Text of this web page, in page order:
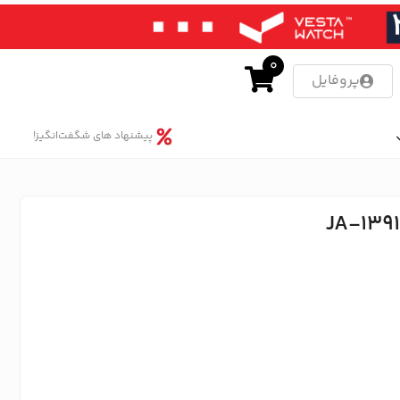
پروفایل
0
پیشنهاد های شگفت‌انگیز!